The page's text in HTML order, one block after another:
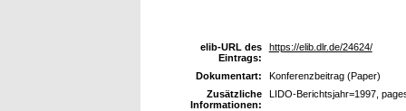
elib-URL des
Eintrags:
https://elib.dlr.de/24624/
Dokumentart:
Konferenzbeitrag (Paper)
Zusätzliche
Informationen:
LIDO-Berichtsjahr=1997,